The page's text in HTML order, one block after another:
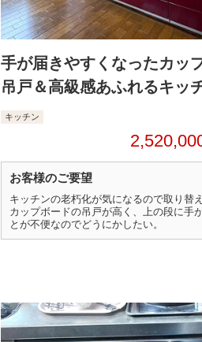
手が届きやすくなったカッ
吊戸＆高級感あふれるキッ
キッチン
お客様のご要望
キッチンの老朽化が気になるので取り替え
カップボードの吊戸が高く、上の段に手
とが不便なのでどうにかしたい。